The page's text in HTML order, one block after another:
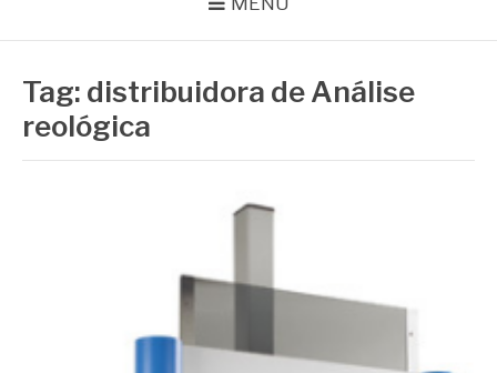
Tag: distribuidora de Análise
reológica